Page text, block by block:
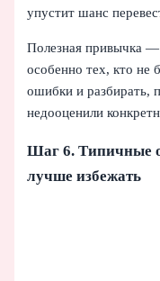
упустит шанс
Полезная привычка —
особенно тех, кто не
ошибки и разбирать,
недооценили
Шаг 6. Типичные
лучше избежать